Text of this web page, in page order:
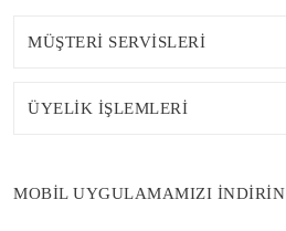
MÜŞTERİ SERVİSLERİ
ÜYELİK İŞLEMLERİ
MOBİL UYGULAMAMIZI İNDİRİN